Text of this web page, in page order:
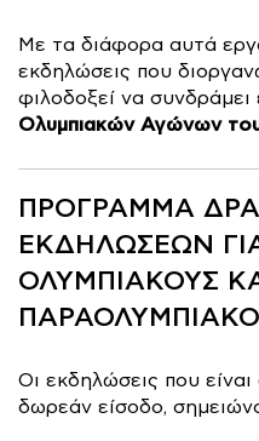
Με τα διάφορα αυτά
εκδηλώσεις που
φιλοδοξεί να
Ολυμπιακών Αγώνων
ΠΡΟΓΡΑΜΜΑ
ΕΚΔΗΛΩΣΕΩΝ
ΟΛΥΜΠΙΑΚΟΥΣ
Οι εκδηλώσεις που
δωρεάν είσοδο,